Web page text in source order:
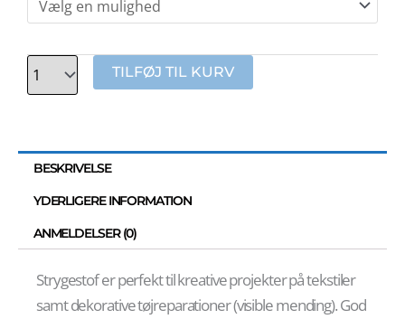
TILFØJ TIL KURV
BESKRIVELSE
YDERLIGERE INFORMATION
ANMELDELSER (0)
Strygestof er perfekt til kreative projekter på tekstiler
samt dekorative tøjreparationer (visible mending). God